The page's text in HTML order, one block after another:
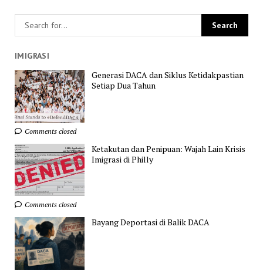
IMIGRASI
Generasi DACA dan Siklus Ketidakpastian
Setiap Dua Tahun
Comments closed
Ketakutan dan Penipuan: Wajah Lain Krisis
Imigrasi di Philly
Comments closed
Bayang Deportasi di Balik DACA